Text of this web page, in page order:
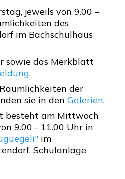
jeweils von 9.00 –
des
im Bachschulhaus
sowie das Merkblatt
der
sie in den Galerien.
besteht am Mittwoch
9.00 - 11.00 Uhr in
im
Schulanlage